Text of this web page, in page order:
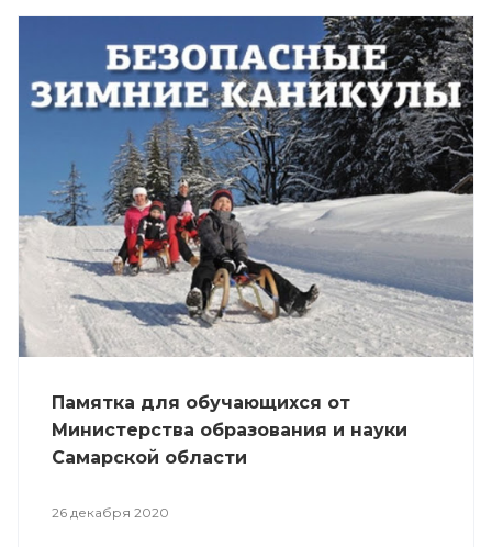
Памятка для обучающихся от
Министерства образования и науки
Самарской области
26 декабря 2020